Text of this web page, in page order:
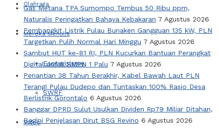
Olahraga
Mereka Menulis
Esoterisisme
SWRF
Video
Gas Metana TPA Sumompo Tembus 50 Ribu ppm,
Naturalis Peringatkan Bahaya Kebakaran 7 Agustus 2026
Pembangkit Listrik Pulau Bunaken Gangguan 135 kW, PLN
Targetkan Pulih Normal Hari Minggu 7 Agustus 2026
Sambut HUT ke-81 RI, PLN Kucurkan Bantuan Perangkat
Digital untuk SMPN 1 Palu 7 Agustus 2026
Penantian 38 Tahun Berakhir, Kabel Bawah Laut PLN
Terangi Pulau Dudepo dan Tuntaskan 100% Rasio Desa
Berlistrik Gorontalo 6 Agustus 2026
Banggar DPRD Sulut Usulkan Dividen Rp79 Miliar Ditahan,
Begini Penjelasan Dirut BSG Revino 6 Agustus 2026